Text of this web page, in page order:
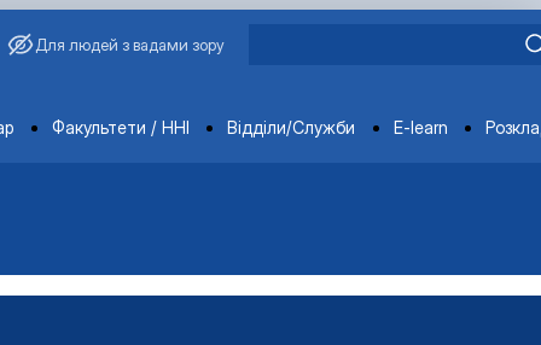
Для людей з вадами зору
Факультети / ННІ Відділи/Служби E-learn